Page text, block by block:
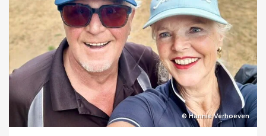
© Hannie Verhoeven